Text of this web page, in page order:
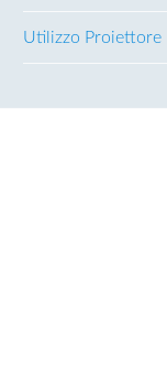
Utilizzo Proiettore